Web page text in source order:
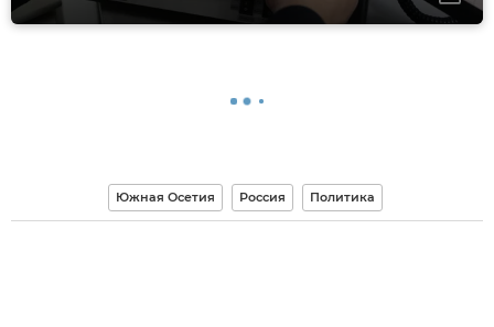
Южная Осетия Россия Политика